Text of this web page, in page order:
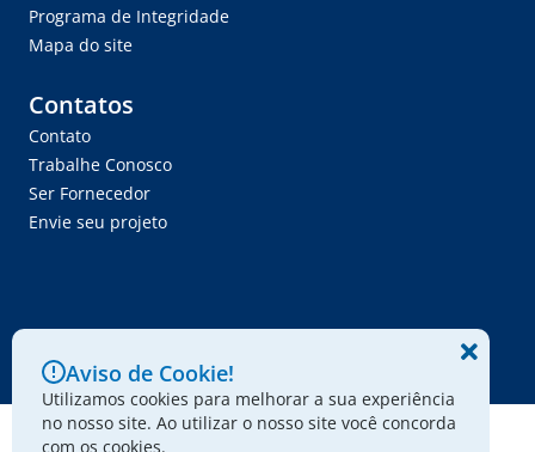
Programa de Integridade
Mapa do site
Contatos
Contato
Trabalhe Conosco
Ser Fornecedor
Envie seu projeto
© 2024 - Associação Paulista dos Amigos da Arte
Aviso de Cookie!
Utilizamos cookies para melhorar a sua experiência
no nosso site. Ao utilizar o nosso site você concorda
com os cookies.